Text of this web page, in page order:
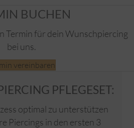
BUCHEN
Termin für dein Wunschpiercing
bei uns.
vereinbaren
PFLEGESET:
optimal zu unterstützen
Piercings in den ersten 3